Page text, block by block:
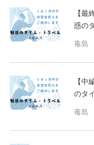
【最
惑の
毒島
【中
のタ
毒島